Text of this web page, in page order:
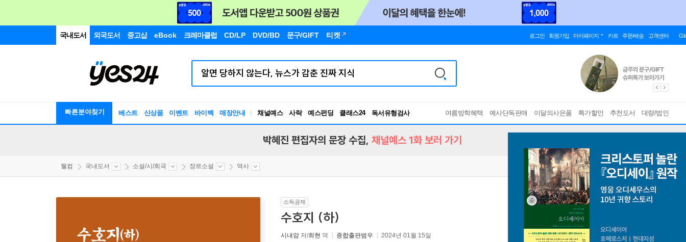
국내도서 외국도서 중고샵 eBook 크레마클럽 CD/LP DVD/BD 문구/GIFT 티켓 로그인 회원가입 마이페이지 카트 주문/배송 고객센터
빠른분야찾기 베스트 신상품 이벤트 바이백 매장안내 채널예스 사락 예스펀딩 클래스24
독서유형검사
RBTI Lab
여름방학혜택 예사단독판매 이달의사은품 특가할인 추천도서 대량/법인
박혜진 편집자의 문장 수집, 채널예스 1화 보러 가기
웰컴 국내도서 소설/시/희곡 장르소설 역사
소득공제
수호지 (하)
시내암 저/최현 역 종합출판범우 2024년 01월 15일